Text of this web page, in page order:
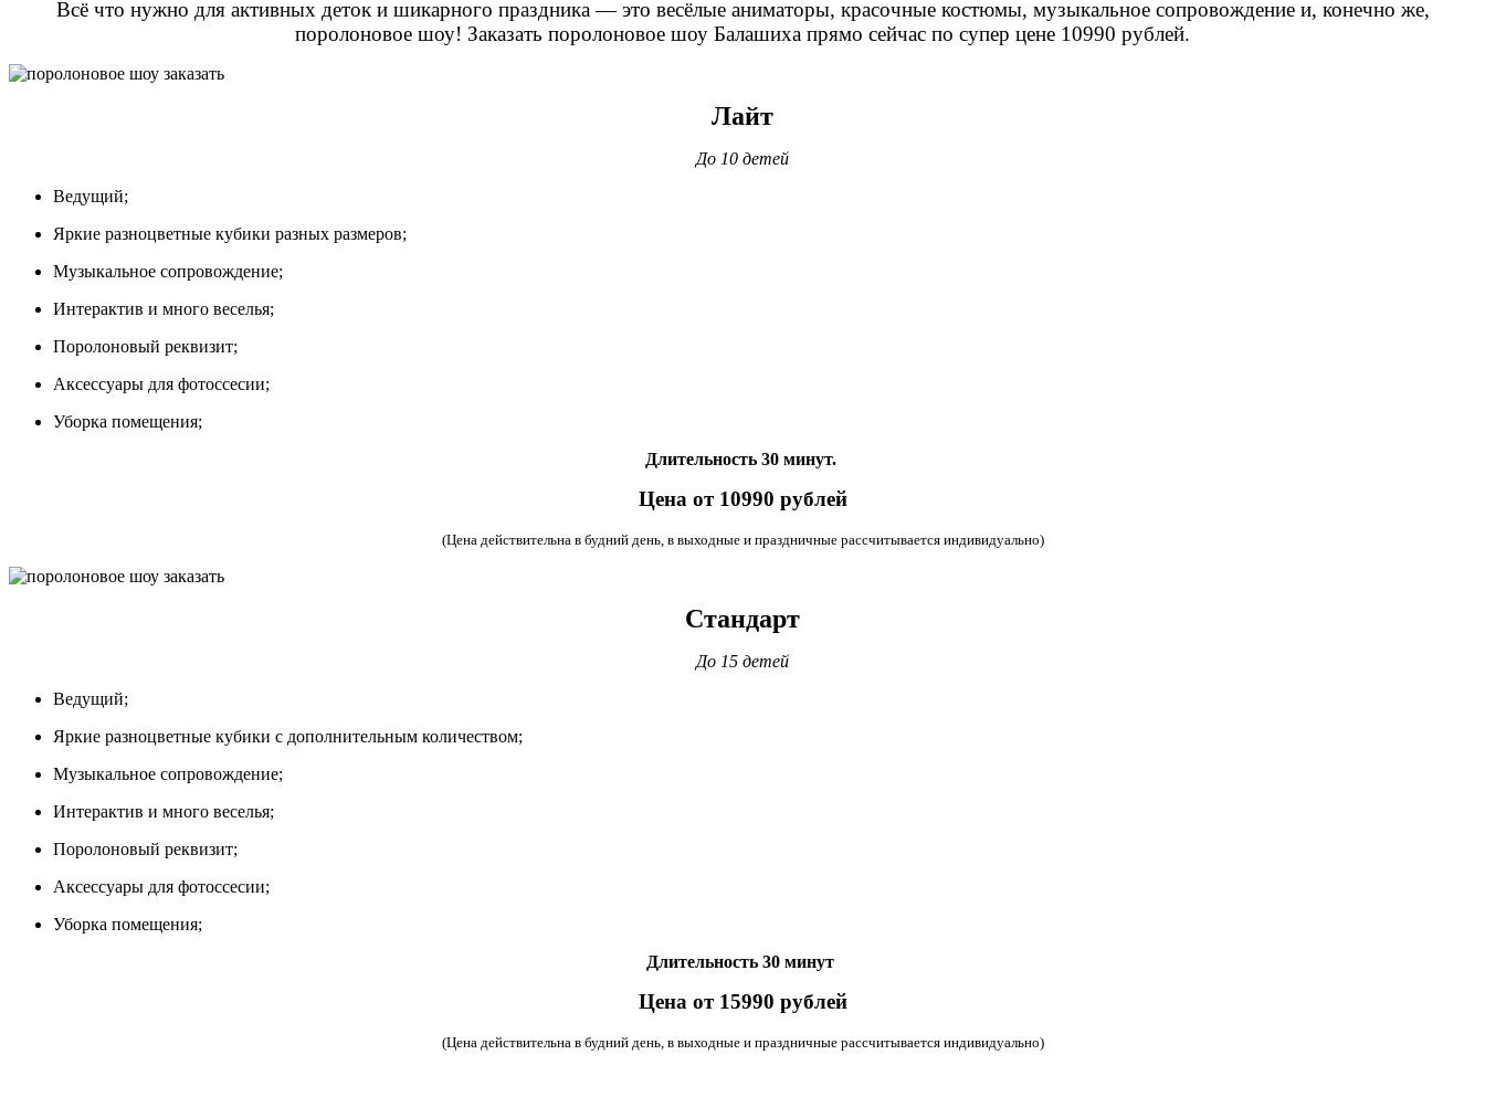
Всё что нужно для активных деток и шикарного праздника — это весёлые аниматоры, красочные костюмы, музыкальное сопровождение и, конечно же,
поролоновое шоу! Заказать поролоновое шоу Балашиха прямо сейчас по супер цене 10990 рублей.
Лайт
До 10 детей
Ведущий;
Яркие разноцветные кубики разных размеров;
Музыкальное сопровождение;
Интерактив и много веселья;
Поролоновый реквизит;
Аксессуары для фотоссесии;
Уборка помещения;
Длительность 30 минут.
Цена от 10990 рублей
(Цена действительна в будний день, в выходные и праздничные рассчитывается индивидуально)
Стандарт
До 15 детей
Ведущий;
Яркие разноцветные кубики с дополнительным количеством;
Музыкальное сопровождение;
Интерактив и много веселья;
Поролоновый реквизит;
Аксессуары для фотоссесии;
Уборка помещения;
Длительность 30 минут
Цена от 15990 рублей
(Цена действительна в будний день, в выходные и праздничные рассчитывается индивидуально)